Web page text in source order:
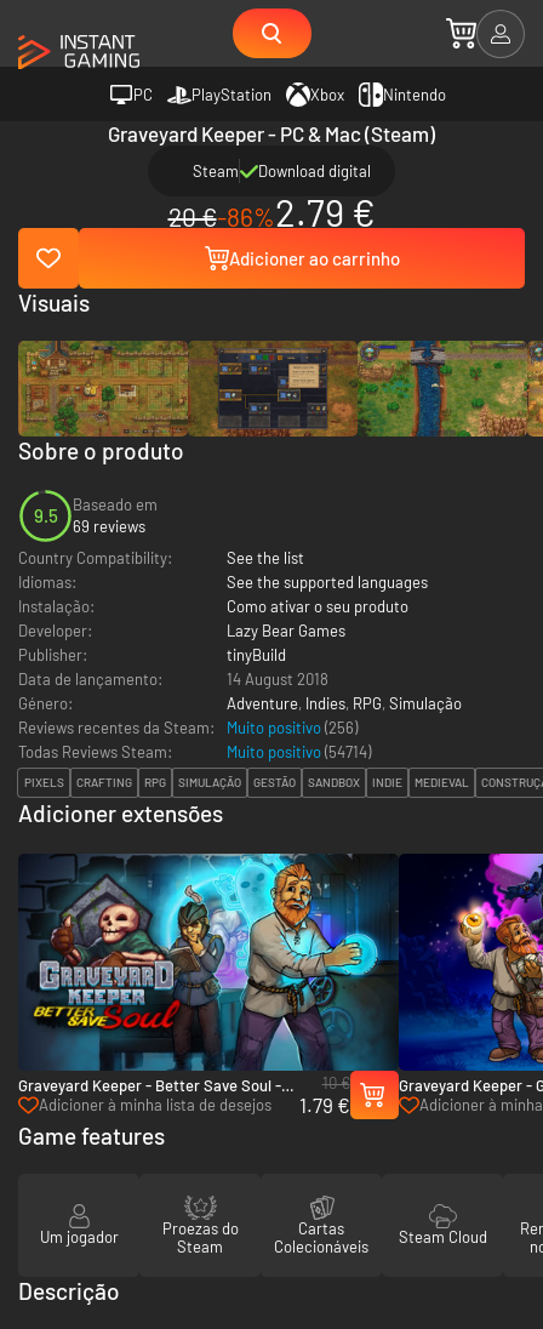
PC PlayStation Xbox Nintendo
Graveyard Keeper - PC & Mac (Steam)
Steam Download digital
20 €-86%2.79 €
Adicioner ao carrinho
Sobre o produto
9.5
Baseado em
69 reviews
Country Compatibility:
See the list
Idiomas:
See the supported languages
Instalação:
Como ativar o seu produto
Developer:
Lazy Bear Games
Publisher:
tinyBuild
Data de lançamento:
14 August 2018
Género:
Adventure, Indies, RPG, Simulação
Reviews recentes da Steam:
Muito positivo(256)
Todas Reviews Steam:
Muito positivo(54714)
PIXELS CRAFTING RPG SIMULAÇÃO GESTÃO SANDBOX INDIE MEDIEVAL
Adicioner extensões
Graveyard Keeper - Better Save Soul -
PC & Mac (Steam)
Adicioner à minha lista de desejos
10 €
1.79 €
Graveyard Keeper -
& Mac (Steam)
Adicioner à
Visuais
Game features
Um jogador
Proezas do
Steam
Cartas
Colecionáveis
Steam Cloud
Descrição